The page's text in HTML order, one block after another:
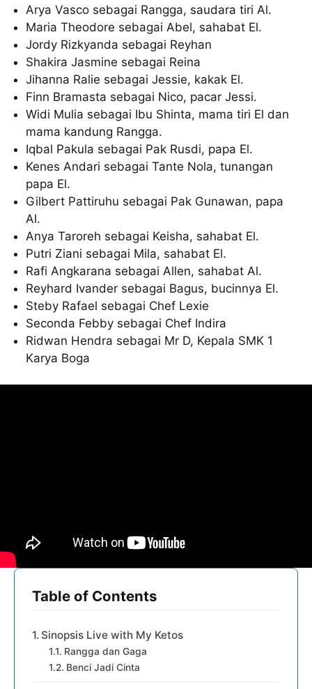
Arya Vasco sebagai Rangga, saudara tiri Al.
Maria Theodore sebagai Abel, sahabat El.
Jordy Rizkyanda sebagai Reyhan
Shakira Jasmine sebagai Reina
Jihanna Ralie sebagai Jessie, kakak El.
Finn Bramasta sebagai Nico, pacar Jessi.
Widi Mulia sebagai Ibu Shinta, mama tiri El dan
mama kandung Rangga.
Iqbal Pakula sebagai Pak Rusdi, papa El.
Kenes Andari sebagai Tante Nola, tunangan
papa El.
Gilbert Pattiruhu sebagai Pak Gunawan, papa
Al.
Anya Taroreh sebagai Keisha, sahabat El.
Putri Ziani sebagai Mila, sahabat El.
Rafi Angkarana sebagai Allen, sahabat Al.
Reyhard Ivander sebagai Bagus, bucinnya El.
Steby Rafael sebagai Chef Lexie
Seconda Febby sebagai Chef Indira
Ridwan Hendra sebagai Mr D, Kepala SMK 1
Karya Boga
Table of Contents
Sinopsis Live with My Ketos
Rangga dan Gaga
Benci Jadi Cinta